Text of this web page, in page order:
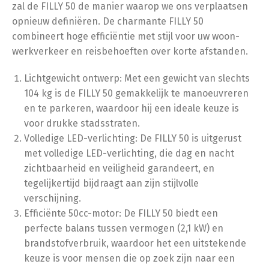
zal de FILLY 50 de manier waarop we ons verplaatsen
opnieuw definiëren. De charmante FILLY 50
combineert hoge efficiëntie met stijl voor uw woon-
werkverkeer en reisbehoeften over korte afstanden.
Lichtgewicht ontwerp: Met een gewicht van slechts
104 kg is de FILLY 50 gemakkelijk te manoeuvreren
en te parkeren, waardoor hij een ideale keuze is
voor drukke stadsstraten.
Volledige LED-verlichting: De FILLY 50 is uitgerust
met volledige LED-verlichting, die dag en nacht
zichtbaarheid en veiligheid garandeert, en
tegelijkertijd bijdraagt aan zijn stijlvolle
verschijning.
Efficiënte 50cc-motor: De FILLY 50 biedt een
perfecte balans tussen vermogen (2,1 kW) en
brandstofverbruik, waardoor het een uitstekende
keuze is voor mensen die op zoek zijn naar een